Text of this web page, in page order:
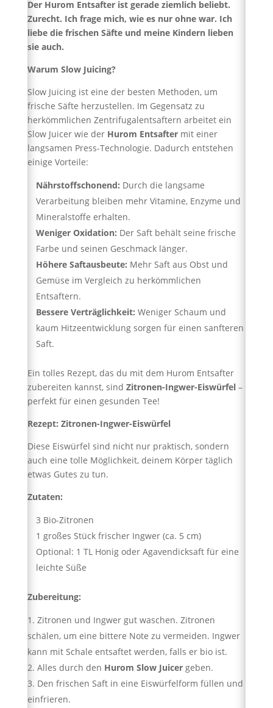
Der Hurom Entsafter ist gerade ziemlich beliebt.
Zurecht. Ich frage mich, wie es nur ohne war. Ich
liebe die frischen Säfte und meine Kindern lieben
sie auch.
Warum Slow Juicing?
Slow Juicing ist eine der besten Methoden, um
frische Säfte herzustellen. Im Gegensatz zu
herkömmlichen Zentrifugalentsaftern arbeitet ein
Slow Juicer wie der Hurom Entsaftermit einer
langsamen Press-Technologie. Dadurch entstehen
einige Vorteile:
Nährstoffschonend: Durch die langsame
Verarbeitung bleiben mehr Vitamine, Enzyme und
Mineralstoffe erhalten.
Weniger Oxidation: Der Saft behält seine frische
Farbe und seinen Geschmack länger.
Höhere Saftausbeute: Mehr Saft aus Obst und
Gemüse im Vergleich zu herkömmlichen
Entsaftern.
Bessere Verträglichkeit: Weniger Schaum und
kaum Hitzeentwicklung sorgen für einen sanfteren
Saft.
Ein tolles Rezept, das du mit dem Hurom Entsafter
zubereiten kannst, sind Zitronen-Ingwer-Eiswürfel–
perfekt für einen gesunden Tee!
Rezept: Zitronen-Ingwer-Eiswürfel
Diese Eiswürfel sind nicht nur praktisch, sondern
auch eine tolle Möglichkeit, deinem Körper täglich
etwas Gutes zu tun.
Zutaten:
3 Bio-Zitronen
1 großes Stück frischer Ingwer (ca. 5 cm)
Optional: 1 TL Honig oder Agavendicksaft für eine
leichte Süße
Zubereitung:
Zitronen und Ingwer gut waschen. Zitronen
schälen, um eine bittere Note zu vermeiden. Ingwer
kann mit Schale entsaftet werden, falls er bio ist.
Alles durch den Hurom Slow Juicergeben.
Den frischen Saft in eine Eiswürfelform füllen und
einfrieren.